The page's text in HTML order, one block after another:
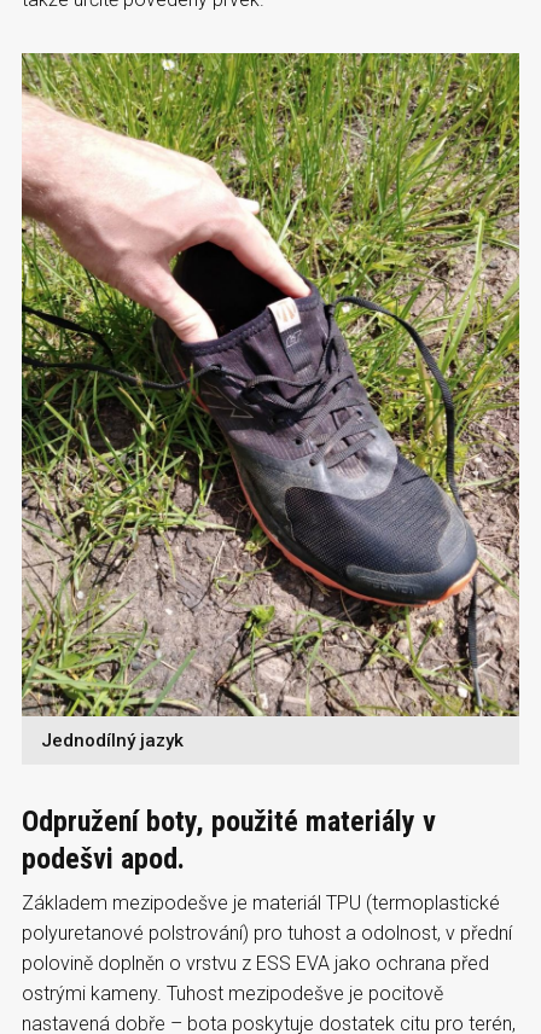
Jednodílný jazyk
Odpružení boty, použité materiály v
podešvi apod.
Základem mezipodešve je materiál TPU (termoplastické
polyuretanové polstrování) pro tuhost a odolnost, v přední
polovině doplněn o vrstvu z ESS EVA jako ochrana před
ostrými kameny. Tuhost mezipodešve je pocitově
nastavená dobře – bota poskytuje dostatek citu pro terén,